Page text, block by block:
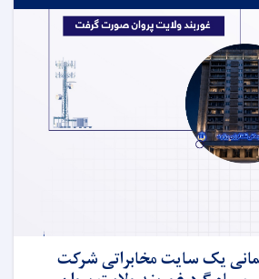
یک سایت مخابراتی شرکت